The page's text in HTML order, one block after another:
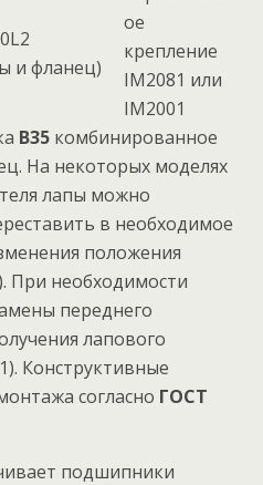
ое
крепление
IM2081 или
IM2001
B35 комбинированное
На некоторых моделях
лапы можно
в необходимое
положения
При необходимости
переднего
лапового
Конструктивные
согласно ГОСТ
подшипники